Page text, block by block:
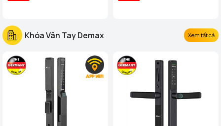
Khóa Vân Tay Demax Xem tất cả